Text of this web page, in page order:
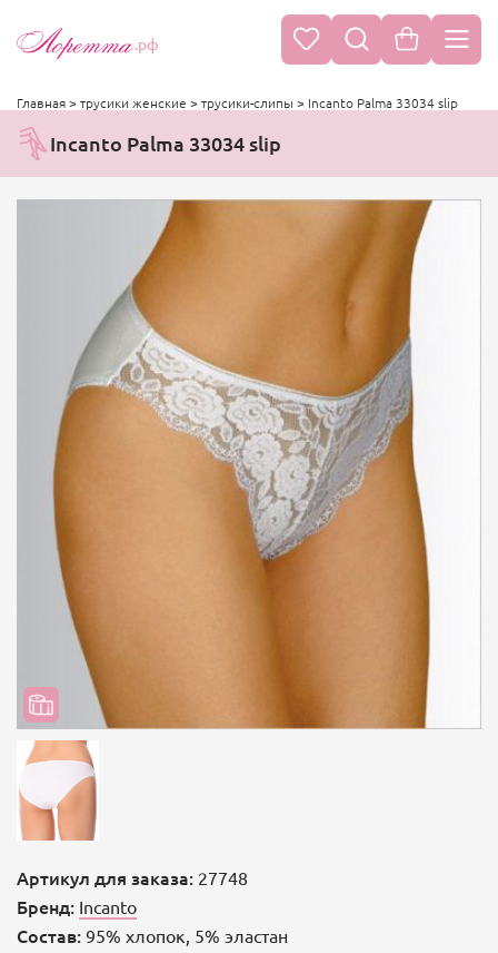
.рф
Главная> трусики женские > трусики-слипы > Incanto Palma 33034 slip
Incanto Palma 33034 slip
Артикул для заказа: 27748
Бренд: Incanto
Состав: 95% хлопок, 5% эластан